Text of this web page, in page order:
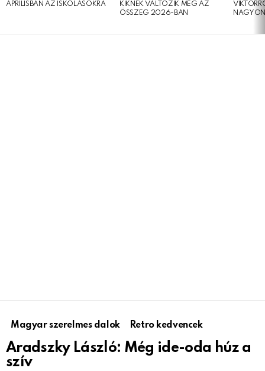
ÁPRILISBAN AZ ISKOLÁSOKRA
KIKNEK VÁLTOZIK MEG AZ
ÖSSZEG 2026-BAN
Magyar szerelmes dalok Retro kedvencek
Aradszky László: Még ide-oda húz a
szív